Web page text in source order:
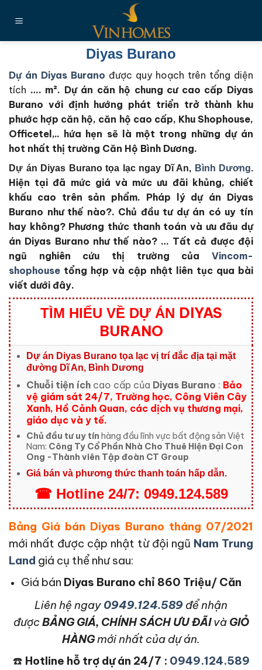
đến
Diyas Burano
Dự án Diyas Burano được quy hoạch trên tổng diện
tích …. m². Dự án căn hộ chung cư cao cấp Diyas
Burano với định hướng phát triển trở thành khu
phước hợp căn hộ, căn hộ cao cấp, Khu Shophouse,
Officetel,.. hứa hẹn sẽ là một trong những dự án
hot nhất thị trường Căn Hộ Bình Dương.
Dự án Diyas Burano tọa lạc ngay Dĩ An, Bình Dương.
Hiện tại đã mức giá và mức ưu đãi khủng, chiết
khấu cao trên sản phẩm. Pháp lý dự án Diyas
Burano như thế nào?. Chủ đầu tư dự án có uy tín
hay không? Phương thức thanh toán và ưu đãu dự
án Diyas Burano như thế nào? … Tất cả được đội
ngũ nghiên cứu thị trường của Vincom-
shophouse tổng hợp và cập nhật liên tục qua bài
viết dưới đây.
TÌM HIỂU VỀ DỰ ÁN DIYAS
BURANO
Dự án Diyas Burano tọa lạc vị trí đắc địa tại mặt
đường Dĩ An, Bình Dương
Chuỗi tiện íchcao cấp của Diyas Burano : Bảo
vệ giám sát 24/7, Trường học, Công Viên Cây
Xanh, Hồ Cảnh Quan, các dịch vụ thương mại,
giáo dục và y tế.
Chủ đầu tư uy tín hàng đầu lĩnh vực bất động sản Việt
Nam: Công Ty Cổ Phần Nhà Cho Thuê Hiện Đại Con
Ong -Thành viên Tập đoàn CT Group
Giá bán và phương thức thanh toán hấp dẫn.
☎ Hotline 24/7: 0949.124.589
Bảng Giá bán Diyas Burano tháng 07/2021
mới nhất được cập nhật từ đội ngũ Nam Trung
Land giá cụ thể như sau:
Giá bán Diyas Burano chỉ 860 Triệu/ Căn
Liên hệ ngay 0949.124.589 để nhận
được BẢNG GIÁ, CHÍNH SÁCH ƯU ĐÃIvàGIỎ
HÀNGmới nhất của dự án.
☎️ Hotline hỗ trợ dự án 24/7 : 0949.124.589